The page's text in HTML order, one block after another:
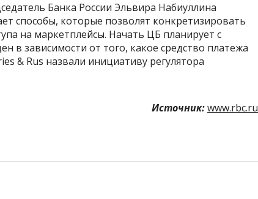
Банка России Эльвира Набиуллина
способы, которые позволят конкретизировать
на маркетплейсы. Начать ЦБ планирует с
в зависимости от того, какое средство платежа
& Rus назвали инициативу регулятора
Источник:www.rbc.ru